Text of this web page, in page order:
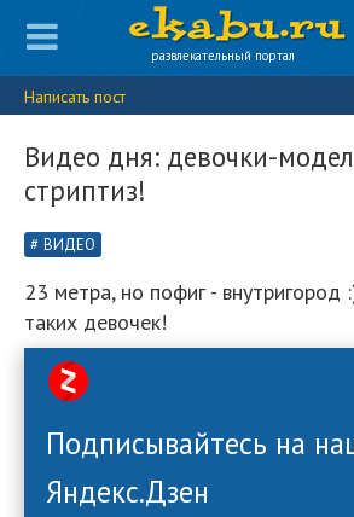
развлекательный портал
Написать пост
Видео дня: девочки-
стриптиз!
ВИДЕО
23 метра, но пофиг - внутригород
таких девочек!
Подписывайтесь на
Яндекс.Дзен